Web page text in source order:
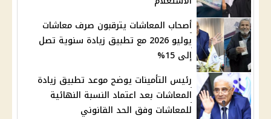
أصحاب المعاشات يترقبون صرف معاشات
يوليو 2026 مع تطبيق زيادة سنوية تصل
إلى 15%
رئيس التأمينات يوضح موعد تطبيق زيادة
المعاشات بعد اعتماد النسبة النهائية
للمعاشات وفق الحد القانوني